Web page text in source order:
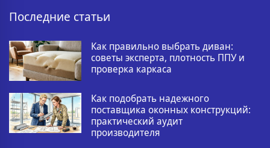
Последние статьи
Как правильно выбрать диван:
советы эксперта, плотность ППУ и
проверка каркаса
Как подобрать надежного
поставщика оконных конструкций:
практический аудит
производителя